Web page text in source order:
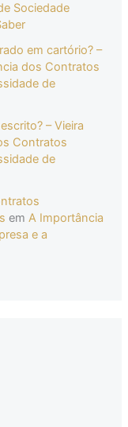
Sociedade
em cartório? –
dos Contratos
de
– Vieira
Contratos
de
emA Importância
e a